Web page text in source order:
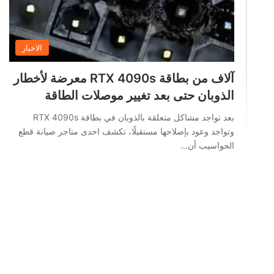
الاخبار
آلاف من بطاقة RTX 4090s معرضة لأخطار
الذوبان حتى بعد تغيير موصلات الطاقة
بعد تواجد مشاكل متعلقة بالذوبان في بطاقة RTX 4090s
وتواجد وعود بإصلاحها مستقبلًا، تكشف احدى متاجر صيانة قطع
الحواسيب أن…